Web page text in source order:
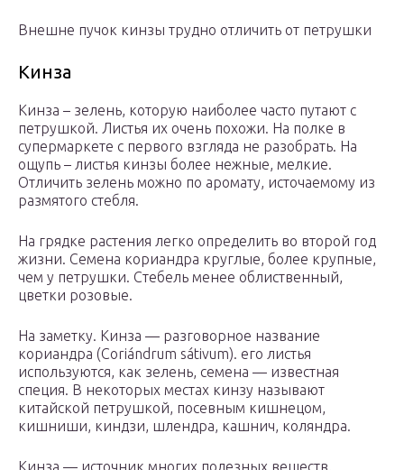
Внешне пучок кинзы трудно отличить от петрушки
Кинза
Кинза – зелень, которую наиболее часто путают с
петрушкой. Листья их очень похожи. На полке в
супермаркете с первого взгляда не разобрать. На
ощупь – листья кинзы более нежные, мелкие.
Отличить зелень можно по аромату, источаемому из
размятого стебля.
На грядке растения легко определить во второй год
жизни. Семена кориандра круглые, более крупные,
чем у петрушки. Стебель менее облиственный,
цветки розовые.
На заметку. Кинза — разговорное название
кориандра (Coriándrum sátivum). его листья
используются, как зелень, семена — известная
специя. В некоторых местах кинзу называют
китайской петрушкой, посевным кишнецом,
кишниши, киндзи, шлендра, кашнич, коляндра.
Кинза — источник многих полезных веществ,